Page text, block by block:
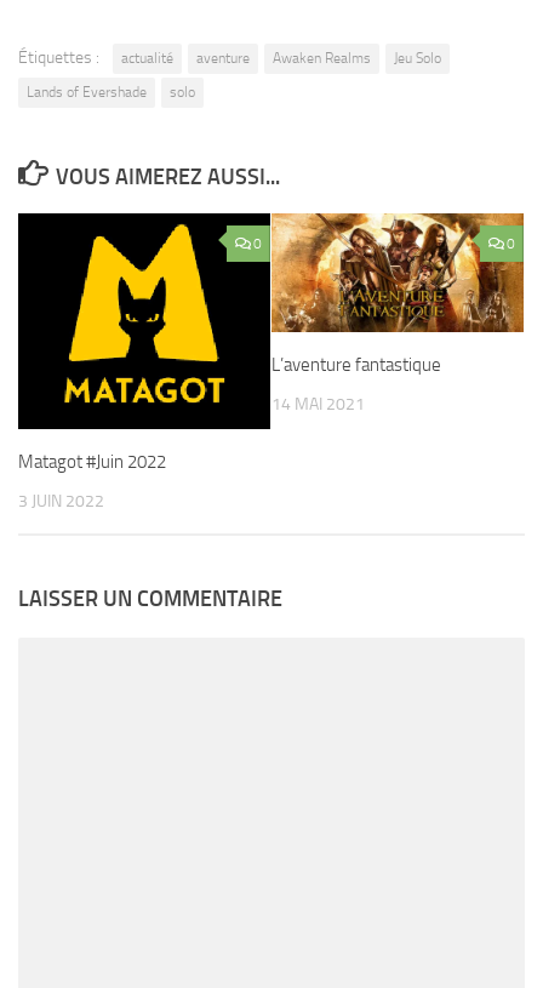
Étiquettes : actualité aventure Awaken Realms
Jeu Solo
Lands of Evershade
solo
VOUS AIMEREZ AUSSI...
0
Matagot #Juin 2022
3 JUIN 2022
0
L’aventure fantastique
14 MAI 2021
LAISSER UN COMMENTAIRE